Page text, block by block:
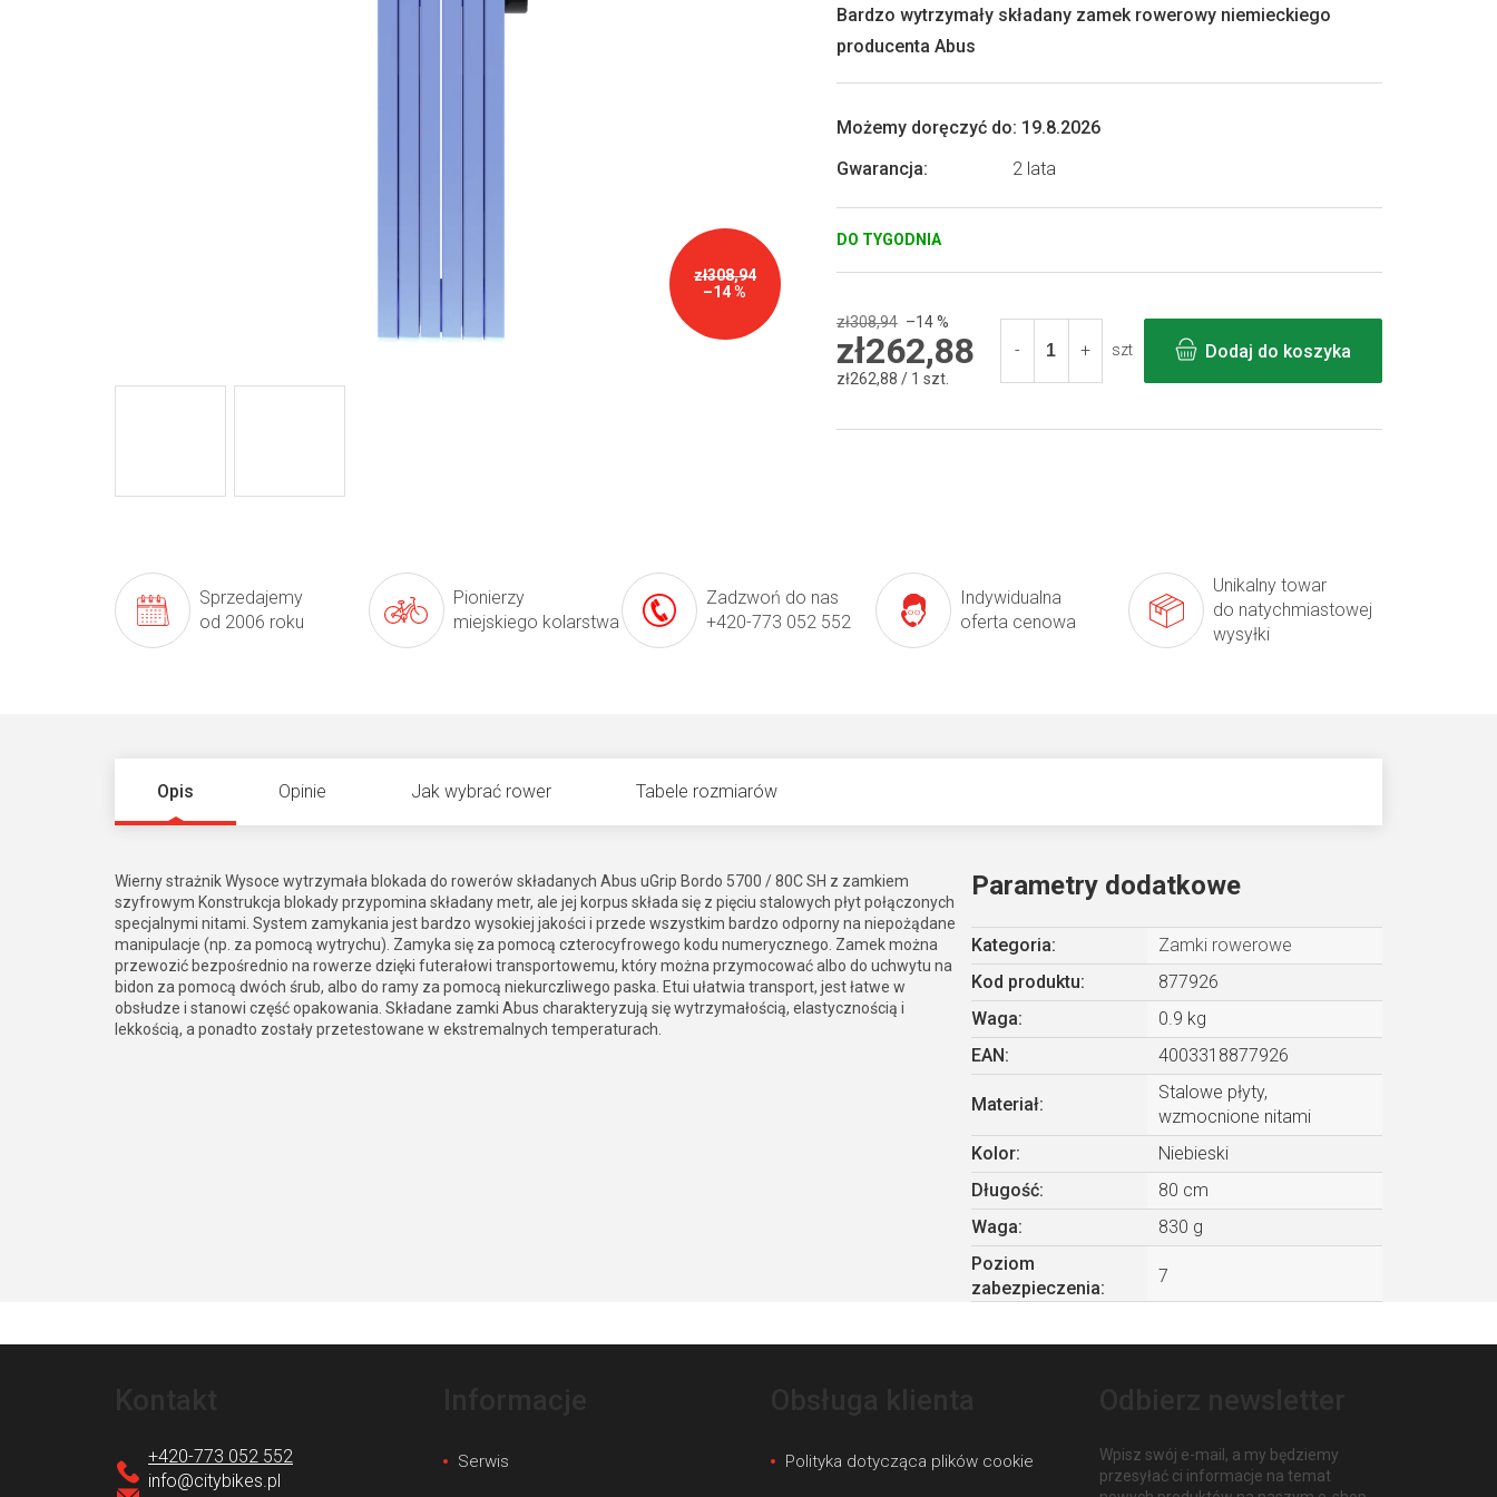
zł308,94
–14 %
DO TYGODNIA
Możemy doręczyć do: 19.8.2026
Gwarancja: 2 lata
Bardzo wytrzymały składany zamek rowerowy niemieckiego
producenta Abus
0,0
5
zł308,94 –14 %
zł262,88
Cena
zł262,88 / 1 szt.
szt Dodaj do koszyka
Sprzedajemy
od 2006 roku
Pionierzy
miejskiego kolarstwa
Zadzwoń do nas
+420-773 052 552
Indywidualna
oferta cenowa
Unikalny towar
do natychmiastowej
wysyłki
Opis Opinie Jak wybrać rower Tabele rozmiarów
Wierny strażnik Wysoce wytrzymała blokada do rowerów składanych Abus uGrip Bordo 5700 / 80C SH z zamkiem
szyfrowym Konstrukcja blokady przypomina składany metr, ale jej korpus składa się z pięciu stalowych płyt połączonych
specjalnymi nitami. System zamykania jest bardzo wysokiej jakości i przede wszystkim bardzo odporny na niepożądane
manipulacje (np. za pomocą wytrychu). Zamyka się za pomocą czterocyfrowego kodu numerycznego. Zamek można
przewozić bezpośrednio na rowerze dzięki futerałowi transportowemu, który można przymocować albo do uchwytu na
bidon za pomocą dwóch śrub, albo do ramy za pomocą niekurczliwego paska. Etui ułatwia transport, jest łatwe w
obsłudze i stanowi część opakowania. Składane zamki Abus charakteryzują się wytrzymałością, elastycznością i
lekkością, a ponadto zostały przetestowane w ekstremalnych temperaturach.
Parametry dodatkowe
Kategoria:
Zamki rowerowe
Kod produktu:
877926
Waga:
0.9 kg
EAN : 4003318877926
Materiał:
Stalowe płyty,
wzmocnione nitami
Kolor:
Niebieski
Długość:
80 cm
Waga:
830 g
Poziom
zabezpieczenia:
7
info@citybikes.pl
+420-773 052 552 Serwis Polityka dotycząca plików cookie
Wpisz swój e-mail, a my będziemy
przesyłać ci informacje na temat